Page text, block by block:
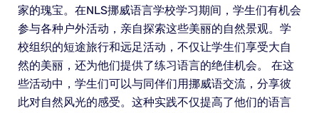
家的瑰宝。在NLS挪威语言学校学习期间，学生们有机会
参与各种户外活动，亲自探索这些美丽的自然景观。学
校组织的短途旅行和远足活动，不仅让学生们享受大自
然的美丽，还为他们提供了练习语言的绝佳机会。 在这
些活动中，学生们可以与同伴们用挪威语交流，分享彼
此对自然风光的感受。这种实践不仅提高了他们的语言